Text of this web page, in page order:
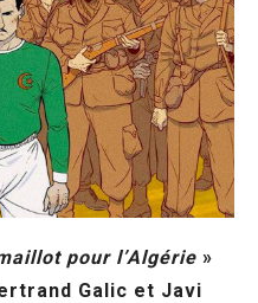
pour l’Algérie »
Galic et Javi